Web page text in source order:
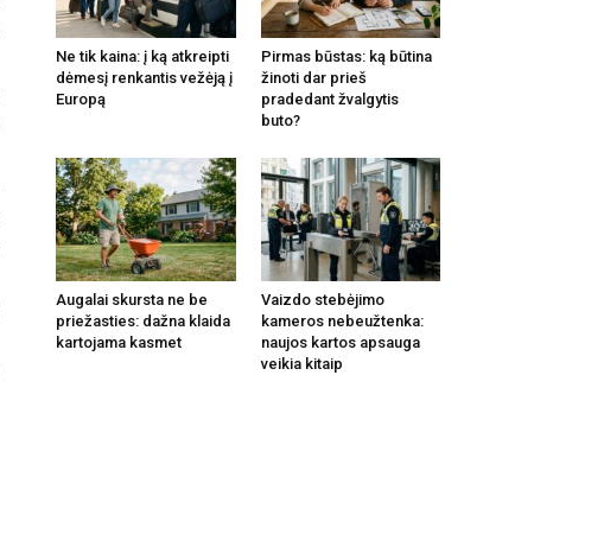
Ne tik kaina: į ką atkreipti
dėmesį renkantis vežėją į
Europą
Pirmas būstas: ką būtina
žinoti dar prieš
pradedant žvalgytis
buto?
Augalai skursta ne be
priežasties: dažna klaida
kartojama kasmet
Vaizdo stebėjimo
kameros nebeužtenka:
naujos kartos apsauga
veikia kitaip